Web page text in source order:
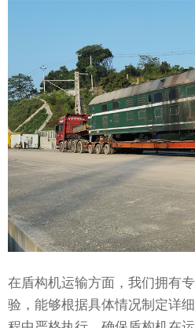
在盾构机运输方面，我们拥有
验，能够根据具体情况制定详